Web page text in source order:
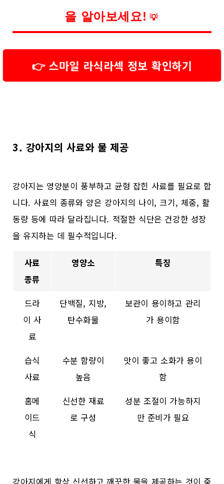
을 알아보세요! 💡
👉 스마일 라식라섹 정보 확인하기
3. 강아지의 사료와 물 제공
강아지는 영양분이 풍부하고 균형 잡힌 사료를 필요로 합
니다. 사료의 종류와 양은 강아지의 나이, 크기, 체중, 활
동량 등에 따라 달라집니다. 적절한 식단은 건강한 성장
을 유지하는 데 필수적입니다.
사료
종류
영양소 특징
드라
이 사
료
단백질, 지방,
탄수화물
보관이 용이하고 관리
가 용이함
습식
사료
수분 함량이
높음
맛이 좋고 소화가 용이
함
홈메
이드
식
신선한 재료
로 구성
성분 조절이 가능하지
만 준비가 필요